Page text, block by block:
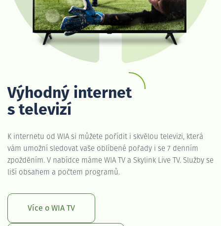
Výhodný internet
s televizí
K internetu od WIA si můžete pořídit i skvělou televizi, která
vám umožní sledovat vaše oblíbené pořady i se 7 denním
zpožděním. V nabídce máme WIA TV a Skylink Live TV. Služby se
liší obsahem a počtem programů.
Více o WIA TV